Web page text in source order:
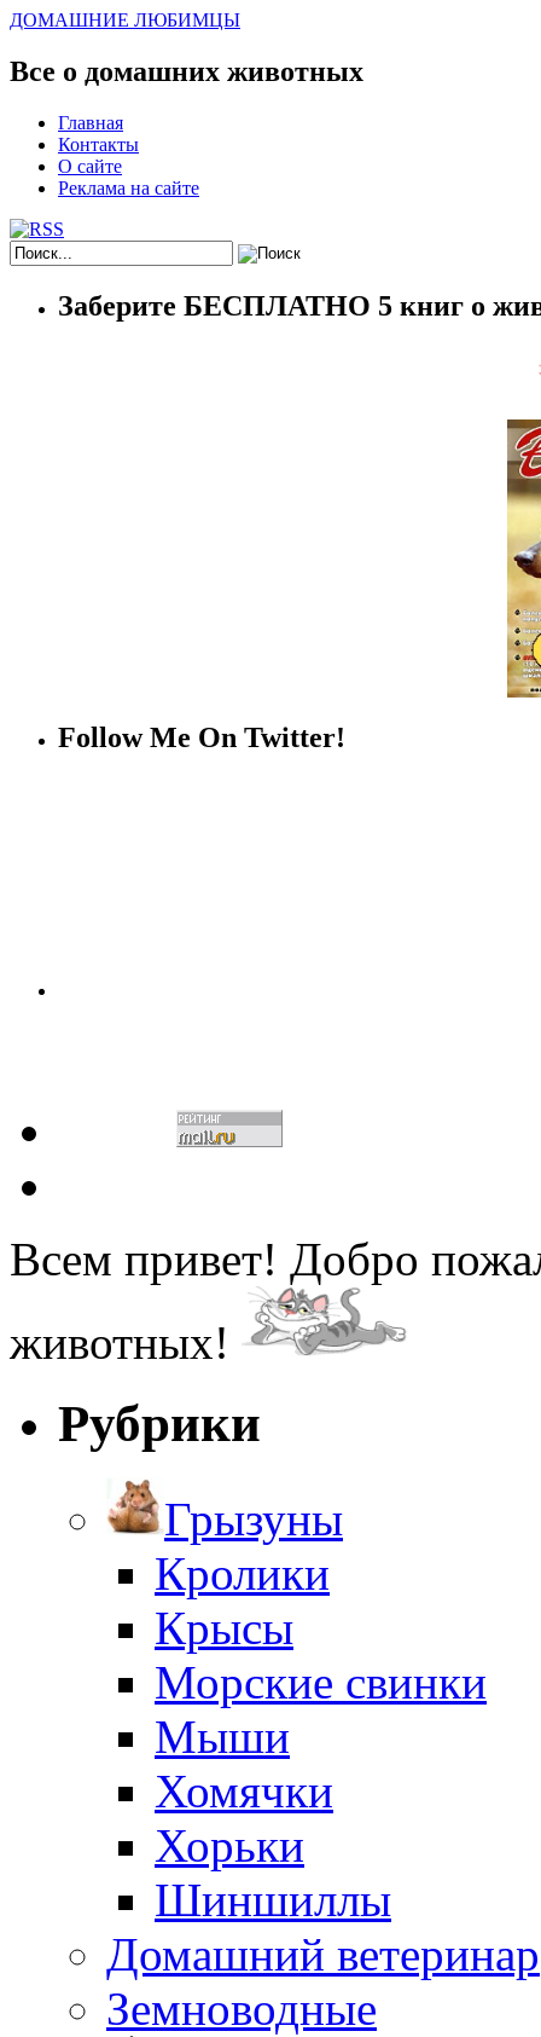
ДОМАШНИЕ ЛЮБИМЦЫ
Все о домашних животных
Главная
Контакты
О сайте
Реклама на сайте
Заберите БЕСПЛАТНО 5 книг о
Follow Me On Twitter!
Всем привет! Добро
животных!
Рубрики
Грызуны
Кролики
Крысы
Морские свинки
Мыши
Хомячки
Хорьки
Шиншиллы
Домашний ветеринар
Земноводные